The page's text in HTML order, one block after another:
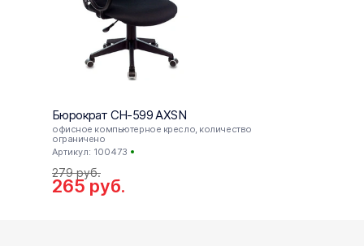
Бюрократ CH-599 AXSN
офисное компьютерное кресло, количество
ограничено
Артикул: 100473
265руб.
279руб.